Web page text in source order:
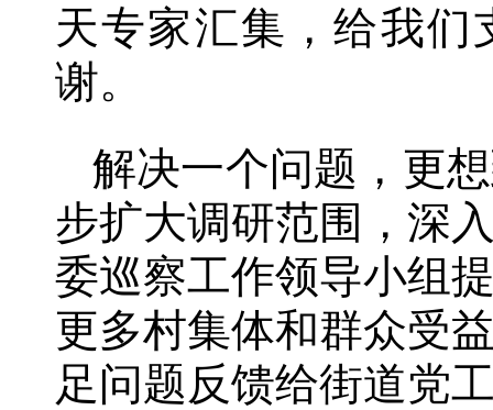
天专家汇集，给我们
谢。
解决一个问题，更
步扩大调研范围，深
委巡察工作领导小组
更多村集体和群众受
足问题反馈给街道党